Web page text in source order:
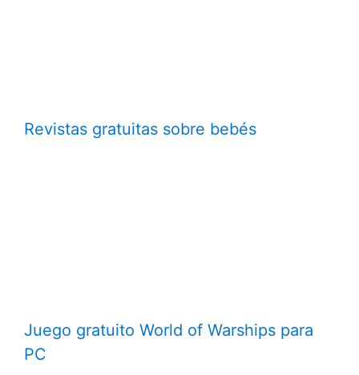
Revistas gratuitas sobre bebés
Juego gratuito World of Warships para
PC